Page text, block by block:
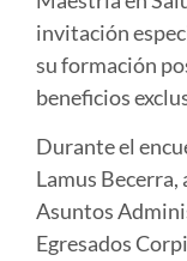
invitación
su formación
beneficios
Durante el
Lamus Becerra,
Asuntos
Egresados